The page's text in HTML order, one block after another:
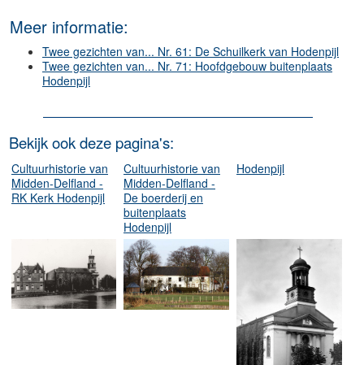
Meer informatie:
Twee gezichten van... Nr. 61: De Schuilkerk van Hodenpijl
Twee gezichten van... Nr. 71: Hoofdgebouw buitenplaats
Hodenpijl
Bekijk ook deze pagina's:
Cultuurhistorie van
Midden-Delfland -
RK Kerk Hodenpijl
Cultuurhistorie van
Midden-Delfland -
De boerderij en
buitenplaats
Hodenpijl
Hodenpijl